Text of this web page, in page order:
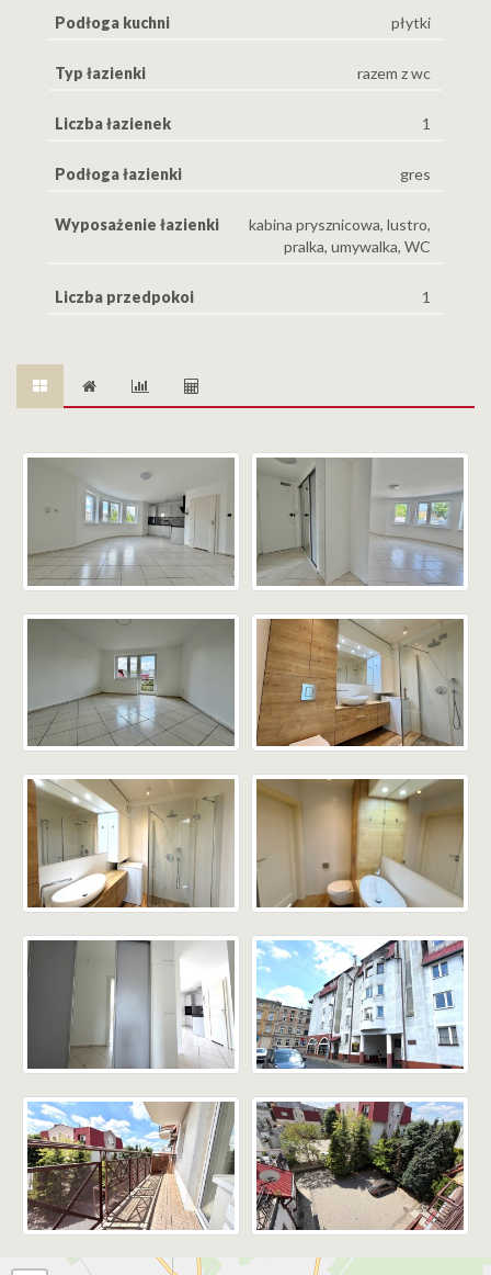
Podłoga kuchni płytki
Typ łazienki razem z wc
Liczba łazienek 1
Podłoga łazienki gres
Wyposażenie łazienki
kabina prysznicowa, lustro,
pralka, umywalka, WC
Liczba przedpokoi 1